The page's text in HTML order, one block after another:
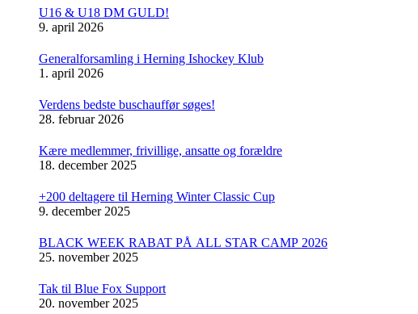
U16 & U18 DM GULD!
9. april 2026
Generalforsamling i Herning Ishockey Klub
1. april 2026
Verdens bedste buschauffør søges!
28. februar 2026
Kære medlemmer, frivillige, ansatte og forældre
18. december 2025
+200 deltagere til Herning Winter Classic Cup
9. december 2025
BLACK WEEK RABAT PÅ ALL STAR CAMP 2026
25. november 2025
Tak til Blue Fox Support
20. november 2025